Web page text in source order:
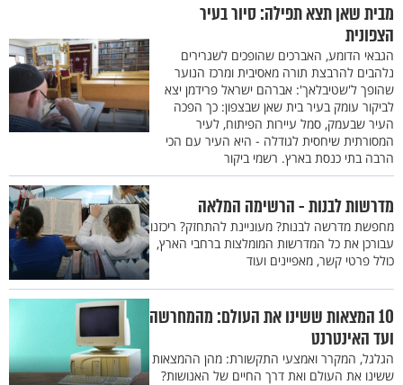
מבית שאן תצא תפילה: סיור בעיר
הצפונית
הגבאי הדומע, האברכים שהופכים לשגרירים
נלהבים להרבצת תורה מאסיבית ומרכז הנוער
שהופך ל'שטיבלאך': אברהם ישראל פרידמן יצא
לביקור עומק בעיר בית שאן שבצפון: כך הפכה
העיר שבעמק, סמל עיירות הפיתוח, לעיר
המסורתית שיחסית לגודלה - היא העיר עם הכי
הרבה בתי כנסת בארץ. רשמי ביקור
מדרשות לבנות - הרשימה המלאה
מחפשת מדרשה לבנות? מעוניינת להתחזק? ריכזנו
עבורכן את כל המדרשות המומלצות ברחבי הארץ,
כולל פרטי קשר, מאפיינים ועוד
10 המצאות ששינו את העולם: מהמחרשה
ועד האינטרנט
הגלגל, המקרר ואמצעי התקשורת: מהן ההמצאות
ששינו את העולם ואת דרך החיים של האנושות?